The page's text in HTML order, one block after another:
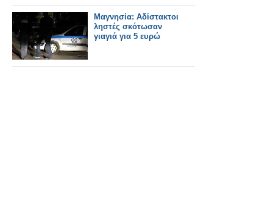
Μαγνησία: Αδίστακτοι
ληστές σκότωσαν
γιαγιά για 5 ευρώ